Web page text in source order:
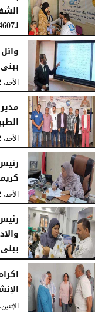
لـ4607...
الإثنين، 3 أغسطس 2026
الأحد، 2 أغسطس 2026
الأحد، 2 أغسطس 2026
الأحد، 2 أغسطس 2026
الأربعاء، 29 يوليو 2026 02:03 مـ
الإثنين، 27 يوليو 2026